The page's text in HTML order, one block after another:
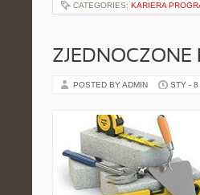
CATEGORIES: KARIERA
ZJEDNOCZONE
POSTED BY ADMIN STY - 8